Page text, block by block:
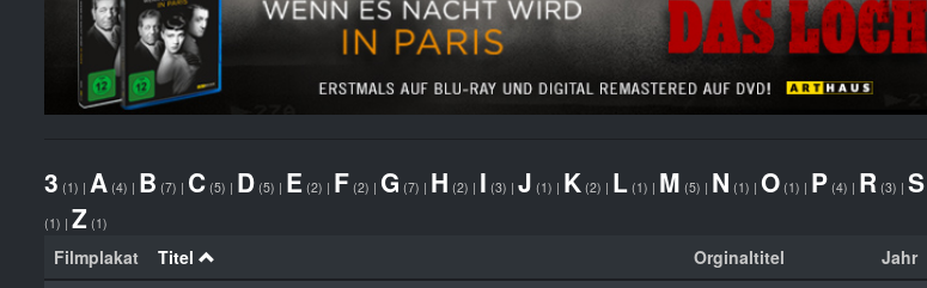
3 (1) | A (4) | B (7) | C (5) | D (5) | E (2) | F (2) | G (7) | H (2) | I (3) | J (1) | K (2) | L (1) | M (5) | N (1) | O (1) | P (4) | R (3) | S
(1) | Z (1)
Filmplakat Titel Orginaltitel Jahr